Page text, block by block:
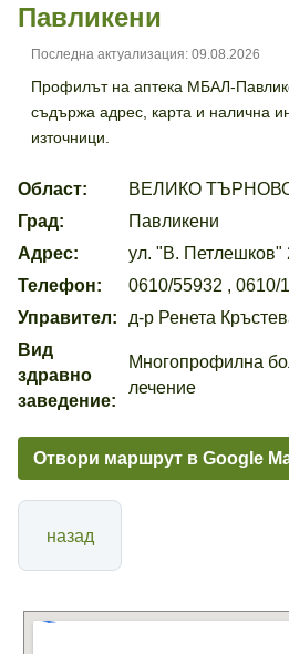
Павликени
Последна актуализация: 09.08.2026
Профилът на аптека МБАЛ-
съдържа адрес, карта и налична
източници.
Област:
ВЕЛИКО
Град:
Павликени
Адрес:
ул. "В. Петлешков"
Телефон:
0610/55932 , 0610/
Управител:
д-р Ренета
Вид
здравно
заведение:
Многопрофилна
лечение
Отвори маршрут в Google
назад